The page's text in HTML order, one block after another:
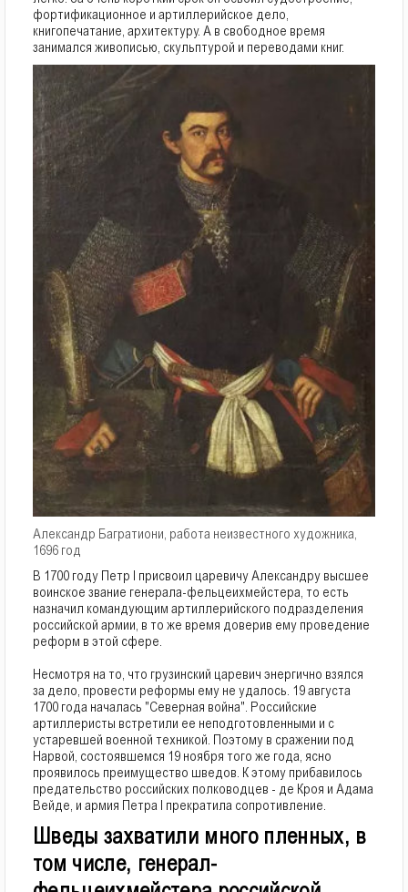
фортификационное и артиллерийское дело,
книгопечатание, архитектуру. А в свободное время
занимался живописью, скульптурой и переводами книг.
Александр Багратиони, работа неизвестного художника,
1696 год
В 1700 году Петр I присвоил царевичу Александру высшее
воинское звание генерала-фельцеихмейстера, то есть
назначил командующим артиллерийского подразделения
российской армии, в то же время доверив ему проведение
реформ в этой сфере.
Несмотря на то, что грузинский царевич энергично взялся
за дело, провести реформы ему не удалось. 19 августа
1700 года началась "Северная война". Российские
артиллеристы встретили ее неподготовленными и с
устаревшей военной техникой. Поэтому в сражении под
Нарвой, состоявшемся 19 ноября того же года, ясно
проявилось преимущество шведов. К этому прибавилось
предательство российских полководцев - де Кроя и Адама
Вейде, и армия Петра I прекратила сопротивление.
Шведы захватили много пленных, в
том числе, генерал-